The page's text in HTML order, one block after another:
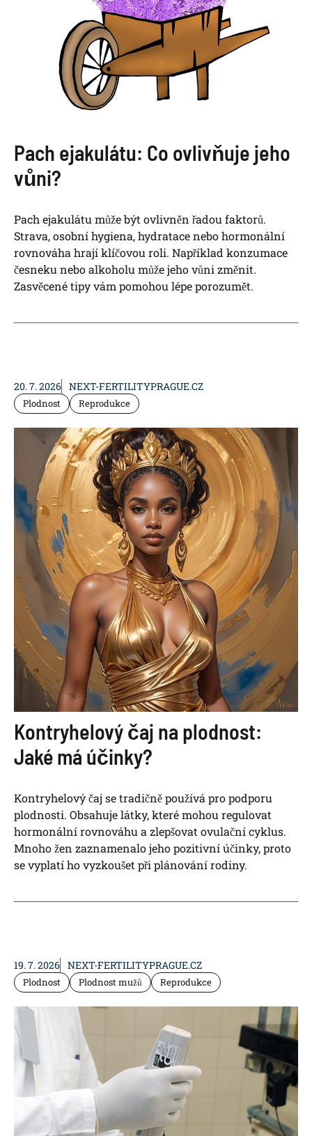
Pach ejakulátu: Co ovlivňuje jeho
vůni?
Pach ejakulátu může být ovlivněn řadou faktorů.
Strava, osobní hygiena, hydratace nebo hormonální
rovnováha hrají klíčovou roli. Například konzumace
česneku nebo alkoholu může jeho vůni změnit.
Zasvěcené tipy vám pomohou lépe porozumět.
20. 7. 2026 NEXT-FERTILITYPRAGUE.CZ
Plodnost Reprodukce
Kontryhelový čaj na plodnost:
Jaké má účinky?
Kontryhelový čaj se tradičně používá pro podporu
plodnosti. Obsahuje látky, které mohou regulovat
hormonální rovnováhu a zlepšovat ovulační cyklus.
Mnoho žen zaznamenalo jeho pozitivní účinky, proto
se vyplatí ho vyzkoušet při plánování rodiny.
19. 7. 2026 NEXT-FERTILITYPRAGUE.CZ
Plodnost Plodnost mužů Reprodukce